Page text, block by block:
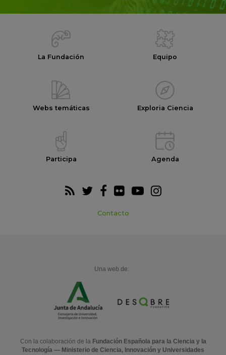
La Fundación Equipo
Webs temáticas Exploria Ciencia
Participa Agenda
Contacto
Una web de:
Con la colaboración de la Fundación Española para la Ciencia y la
Tecnología — Ministerio de Ciencia, Innovación y Universidades